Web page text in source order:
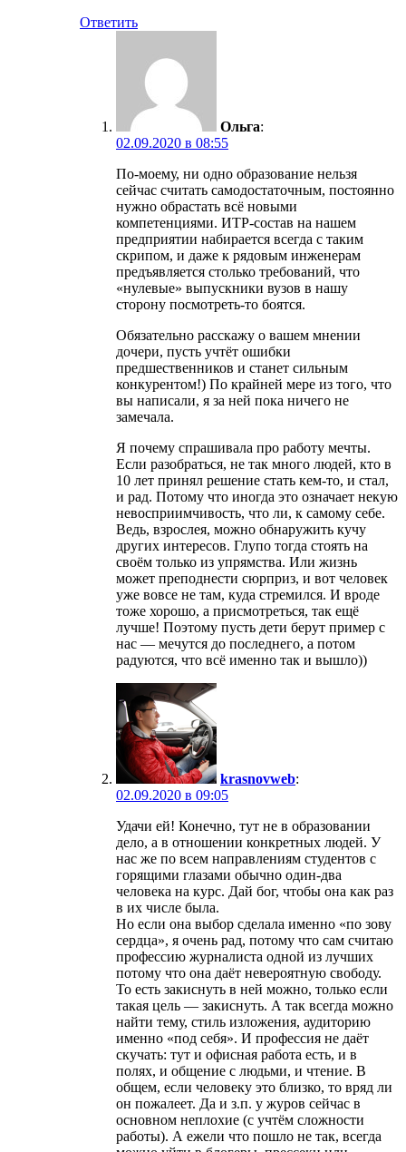
Ответить
Ольга:
02.09.2020 в 08:55
По-моему, ни одно образование нельзя
сейчас считать самодостаточным, постоянно
нужно обрастать всё новыми
компетенциями. ИТР-состав на нашем
предприятии набирается всегда с таким
скрипом, и даже к рядовым инженерам
предъявляется столько требований, что
«нулевые» выпускники вузов в нашу
сторону посмотреть-то боятся.
Обязательно расскажу о вашем мнении
дочери, пусть учтёт ошибки
предшественников и станет сильным
конкурентом!) По крайней мере из того, что
вы написали, я за ней пока ничего не
замечала.
Я почему спрашивала про работу мечты.
Если разобраться, не так много людей, кто в
10 лет принял решение стать кем-то, и стал,
и рад. Потому что иногда это означает некую
невосприимчивость, что ли, к самому себе.
Ведь, взрослея, можно обнаружить кучу
других интересов. Глупо тогда стоять на
своём только из упрямства. Или жизнь
может преподнести сюрприз, и вот человек
уже вовсе не там, куда стремился. И вроде
тоже хорошо, а присмотреться, так ещё
лучше! Поэтому пусть дети берут пример с
нас — мечутся до последнего, а потом
радуются, что всё именно так и вышло))
krasnovweb:
02.09.2020 в 09:05
Удачи ей! Конечно, тут не в образовании
дело, а в отношении конкретных людей. У
нас же по всем направлениям студентов с
горящими глазами обычно один-два
человека на курс. Дай бог, чтобы она как раз
в их числе была.
Но если она выбор сделала именно «по зову
сердца», я очень рад, потому что сам считаю
профессию журналиста одной из лучших
потому что она даёт невероятную свободу.
То есть закиснуть в ней можно, только если
такая цель — закиснуть. А так всегда можно
найти тему, стиль изложения, аудиторию
именно «под себя». И профессия не даёт
скучать: тут и офисная работа есть, и в
полях, и общение с людьми, и чтение. В
общем, если человеку это близко, то вряд ли
он пожалеет. Да и з.п. у журов сейчас в
основном неплохие (с учтём сложности
работы). А ежели что пошло не так, всегда